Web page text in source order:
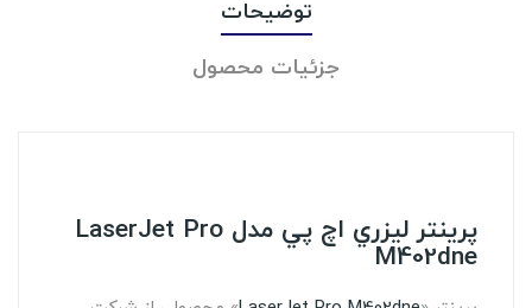
توضیحات
جزئیات محصول
پرينتر ليزري اچ پي مدل LaserJet Pro
M402dne